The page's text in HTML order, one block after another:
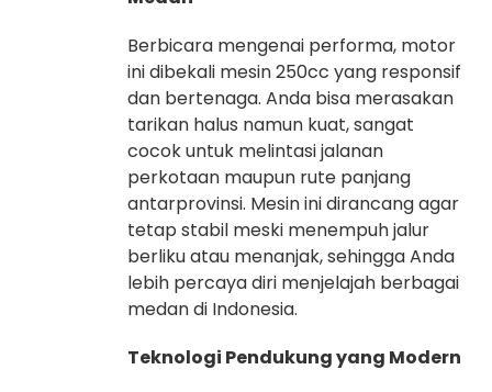
Berbicara mengenai performa, motor
ini dibekali mesin 250cc yang responsif
dan bertenaga. Anda bisa merasakan
tarikan halus namun kuat, sangat
cocok untuk melintasi jalanan
perkotaan maupun rute panjang
antarprovinsi. Mesin ini dirancang agar
tetap stabil meski menempuh jalur
berliku atau menanjak, sehingga Anda
lebih percaya diri menjelajah berbagai
medan di Indonesia.
Teknologi Pendukung yang Modern